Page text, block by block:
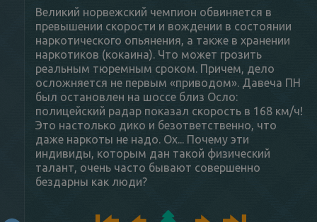
Великий норвежский чемпион обвиняется в
превышении скорости и вождении в состоянии
наркотического опьянения, а также в хранении
наркотиков (кокаина). Что может грозить
реальным тюремным сроком. Причем, дело
осложняется не первым «приводом». Давеча ПН
был остановлен на шоссе близ Осло:
полицейский радар показал скорость в 168 км/ч!
Это настолько дико и безответственно, что
даже наркоты не надо. Ох... Почему эти
индивиды, которым дан такой физический
талант, очень часто бывают совершенно
бездарны как люди?